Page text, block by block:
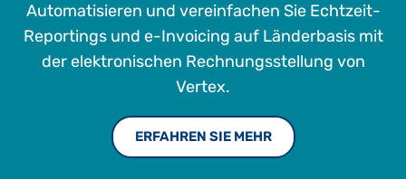
Automatisieren und vereinfachen Sie Echtzeit-
Reportings und e-Invoicing auf Länderbasis mit
der elektronischen Rechnungsstellung von
Vertex.
ERFAHREN SIE MEHR